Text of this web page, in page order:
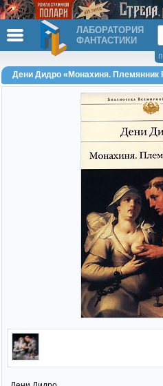
ЛАБОРАТОРИЯ
ФАНТАСТИКИ
Дени Дидро «Монахиня. Племянник